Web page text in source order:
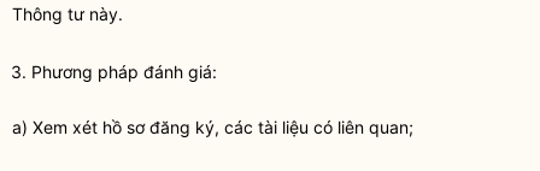
Thông tư này.
3. Phương pháp đánh giá:
a) Xem xét hồ sơ đăng ký, các tài liệu có liên quan;